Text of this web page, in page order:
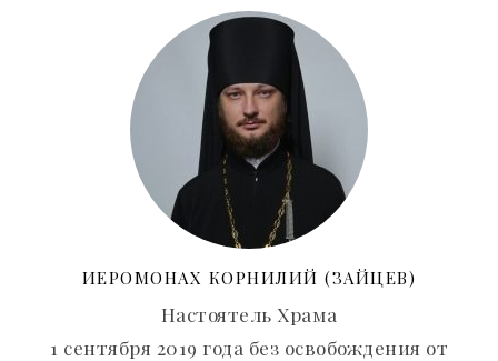
ИЕРОМОНАХ КОРНИЛИЙ (ЗАЙЦЕВ)
Настоятель Храма
1 сентября 2019 года без освобождения от